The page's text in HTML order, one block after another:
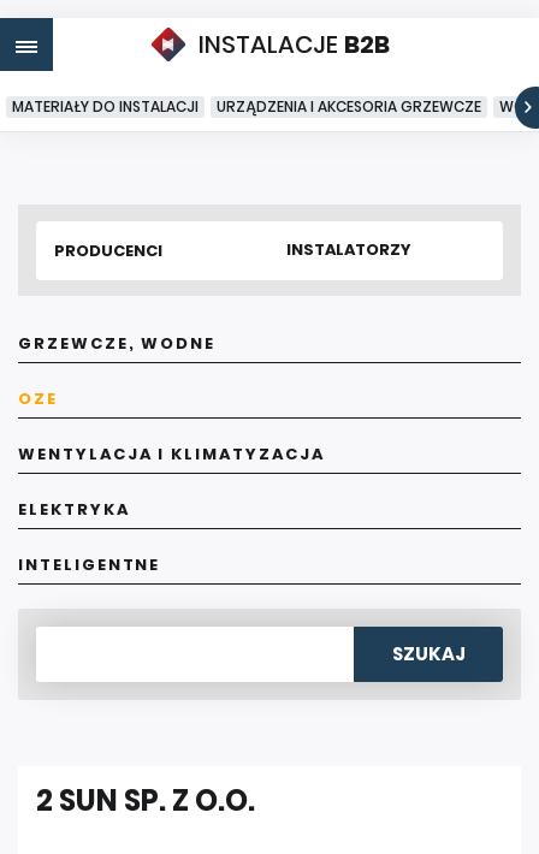
INSTALACJE B2B
MATERIAŁY DO INSTALACJI URZĄDZENIA I AKCESORIA GRZEWCZE
PRODUCENCI INSTALATORZY
GRZEWCZE, WODNE
OZE
WENTYLACJA I KLIMATYZACJA
ELEKTRYKA
INTELIGENTNE
2 SUN SP. Z O.O.